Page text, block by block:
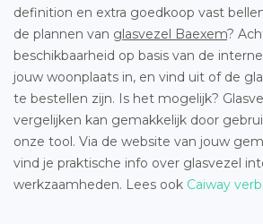
definition en extra goedkoop vast
de plannen van glasvezel Baexem?
beschikbaarheid op basis van de
jouw woonplaats in, en vind uit of de
te bestellen zijn. Is het mogelijk?
vergelijken kan gemakkelijk door
onze tool. Via de website van jouw
vind je praktische info over glasvezel
werkzaamheden. Lees ook Caiway